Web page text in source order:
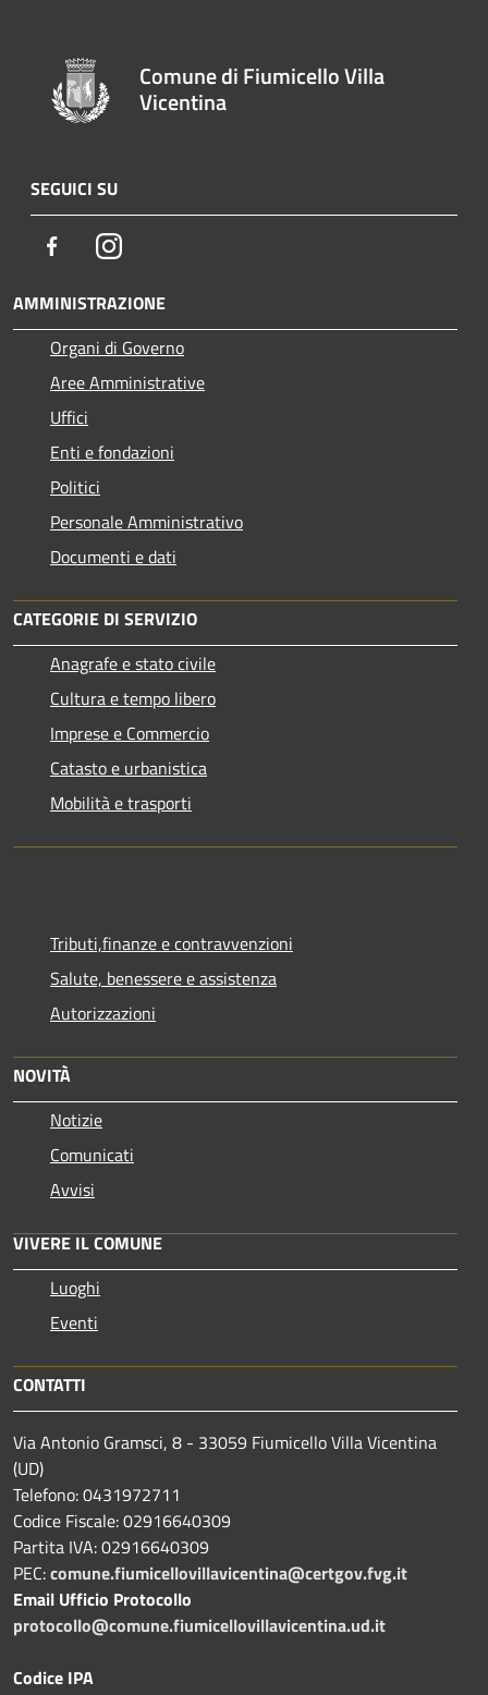
Comune di Fiumicello Villa
Vicentina
SEGUICI SU
FacebookInstagram
AMMINISTRAZIONE
Organi di Governo
Aree Amministrative
Uffici
Enti e fondazioni
Politici
Personale Amministrativo
Documenti e dati
CATEGORIE DI SERVIZIO
Anagrafe e stato civile
Cultura e tempo libero
Imprese e Commercio
Catasto e urbanistica
Mobilità e trasporti
Tributi,finanze e contravvenzioni
Salute, benessere e assistenza
Autorizzazioni
NOVITÀ
Notizie
Comunicati
Avvisi
VIVERE IL COMUNE
Luoghi
Eventi
CONTATTI
Via Antonio Gramsci, 8 - 33059 Fiumicello Villa Vicentina
(UD)
Telefono: 0431972711
Codice Fiscale: 02916640309
Partita IVA: 02916640309
PEC:comune.fiumicellovillavicentina@certgov.fvg.it
Email Ufficio Protocollo
protocollo@comune.fiumicellovillavicentina.ud.it
Codice IPA